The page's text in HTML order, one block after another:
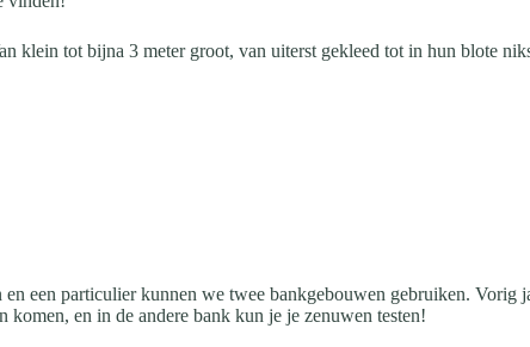
klein tot bijna 3 meter groot, van uiterst gekleed tot in hun blote
een particulier kunnen we twee bankgebouwen gebruiken. Vorig
en in de andere bank kun je je zenuwen testen!